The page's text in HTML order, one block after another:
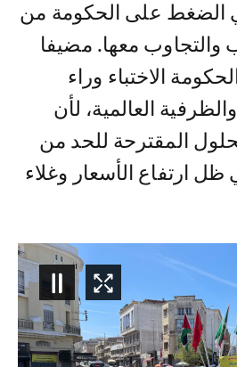
الضغط على الحكومة من
والتجاوب معها. مضيفا
الاختباء وراء
العالمية، لأن
المقترحة للحد من
ظل ارتفاع الأسعار وغلاء